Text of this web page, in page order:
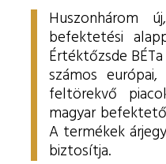
Huszonhárom
befektetési
Értéktőzsde
számos
feltörekvő
magyar
A termékek
biztosítja.